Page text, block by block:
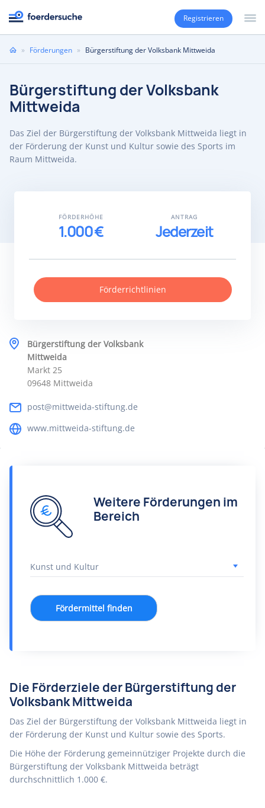
Registrieren
Sie» Förderungen » Bürgerstiftung der Volksbank Mittweida
Bürgerstiftung der Volksbank
Mittweida
Das Ziel der Bürgerstiftung der Volksbank Mittweida liegt in
der Förderung der Kunst und Kultur sowie des Sports im
Raum Mittweida.
Bürgerstiftung der Volksbank
Mittweida
Markt 25
09648 Mittweida
post@mittweida-stiftung.de
www.mittweida-stiftung.de
FÖRDERHÖHE
1.000 €
ANTRAG
Jederzeit
Förderrichtlinien
Weitere Förderungen im
Bereich
Fördermittel finden
Die Förderziele der Bürgerstiftung der
Volksbank Mittweida
Das Ziel der Bürgerstiftung der Volksbank Mittweida liegt in
der Förderung der Kunst und Kultur sowie des Sports.
Die Höhe der Förderung gemeinnütziger Projekte durch die
Bürgerstiftung der Volksbank Mittweida beträgt
durchschnittlich 1.000 €.